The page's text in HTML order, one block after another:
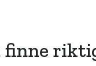
finne